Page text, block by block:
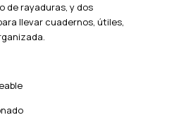
de rayaduras, y dos
llevar cuadernos, útiles,